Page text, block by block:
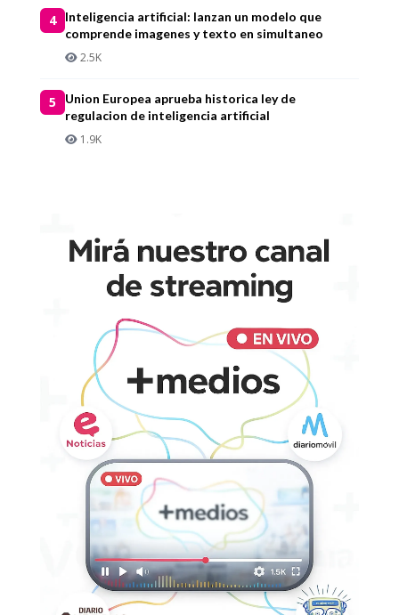
4
Inteligencia artificial: lanzan un modelo que
comprende imagenes y texto en simultaneo
2.5K
5
Union Europea aprueba historica ley de
regulacion de inteligencia artificial
1.9K